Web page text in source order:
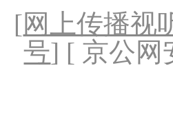
[网上传播视
号] [ 京公网